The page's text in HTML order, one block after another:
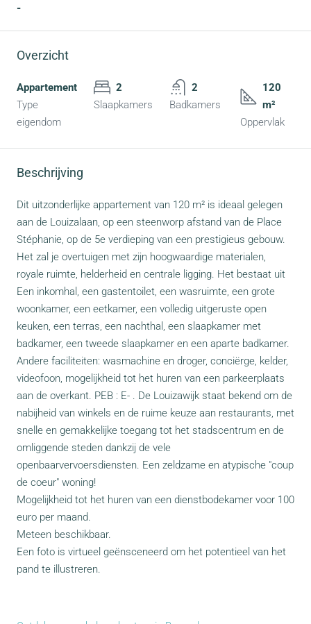
-
Overzicht
Appartement
Type
eigendom
2
Slaapkamers
2
Badkamers
120
m²
Oppervlak
Beschrijving
Dit uitzonderlijke appartement van 120 m² is ideaal gelegen
aan de Louizalaan, op een steenworp afstand van de Place
Stéphanie, op de 5e verdieping van een prestigieus gebouw.
Het zal je overtuigen met zijn hoogwaardige materialen,
royale ruimte, helderheid en centrale ligging. Het bestaat uit
Een inkomhal, een gastentoilet, een wasruimte, een grote
woonkamer, een eetkamer, een volledig uitgeruste open
keuken, een terras, een nachthal, een slaapkamer met
badkamer, een tweede slaapkamer en een aparte badkamer.
Andere faciliteiten: wasmachine en droger, conciërge, kelder,
videofoon, mogelijkheid tot het huren van een parkeerplaats
aan de overkant. PEB : E- . De Louizawijk staat bekend om de
nabijheid van winkels en de ruime keuze aan restaurants, met
snelle en gemakkelijke toegang tot het stadscentrum en de
omliggende steden dankzij de vele
openbaarvervoersdiensten. Een zeldzame en atypische "coup
de coeur" woning!
Mogelijkheid tot het huren van een dienstbodekamer voor 100
euro per maand.
Meteen beschikbaar.
Een foto is virtueel geënsceneerd om het potentieel van het
pand te illustreren.